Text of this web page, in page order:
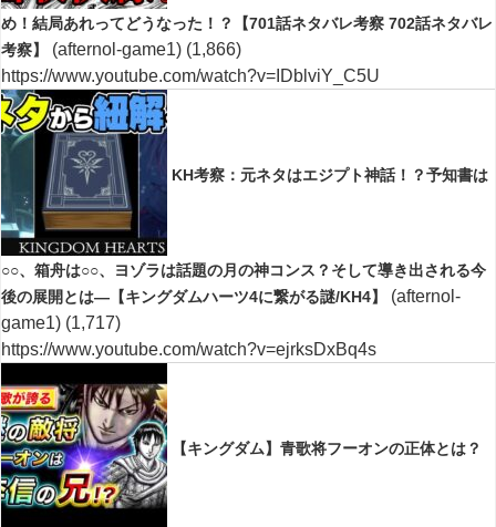
め！結局あれってどうなった！？【701話ネタバレ考察 702話ネタバレ
考察】
(afternol-game1) (1,866)
https://www.youtube.com/watch?v=IDblviY_C5U
KH考察：元ネタはエジプト神話！？予知書は
○○、箱舟は○○、ヨゾラは話題の月の神コンス？そして導き出される今
後の展開とは―【キングダムハーツ4に繋がる謎/KH4】
(afternol-
game1) (1,717)
https://www.youtube.com/watch?v=ejrksDxBq4s
【キングダム】青歌将フーオンの正体とは？